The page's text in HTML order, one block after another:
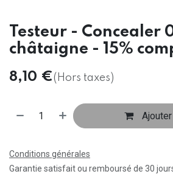
Testeur - Concealer
châtaigne - 15%
8,10 €(Hors taxes)
Conditions générales
Garantie satisfait ou remboursé de 30